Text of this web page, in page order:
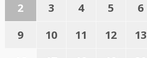
2
3 4 5 6
9
10 11 12 13